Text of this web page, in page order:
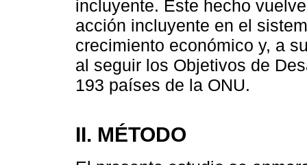
incluyente. Este hecho
acción incluyente en el
crecimiento económico y, a
al seguir los Objetivos de
193 países de la ONU.
II. MÉTODO